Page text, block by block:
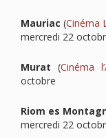
Mauriac (Cinéma
mercredi 22
Murat (Cinéma
octobre
Riom es
mercredi 22